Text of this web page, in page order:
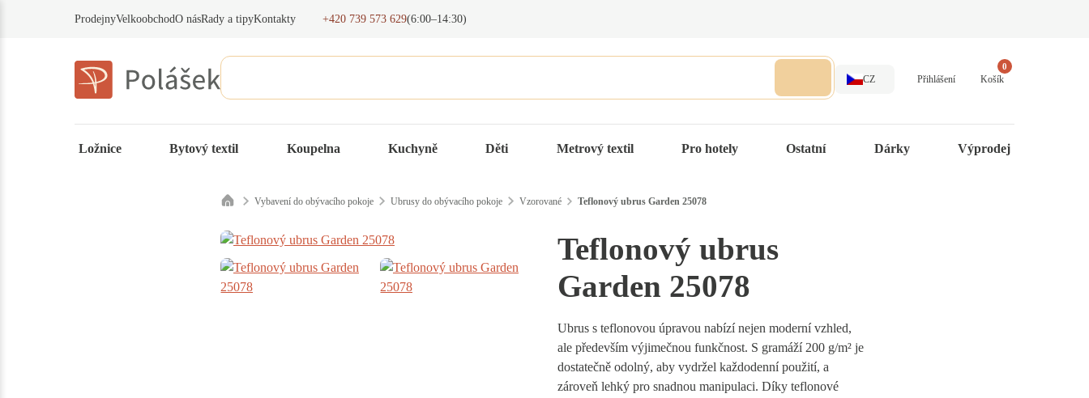
ProdejnyVelkoobchodO násRady a tipyKontakty +420 739 573 629(6:00–14:30)
CZ Přihlášení
0
Košík
Ložnice Bytový textil Koupelna Kuchyně Děti Metrový textil Pro hotely Ostatní Dárky Výprodej
Vybavení do obývacího pokoje Ubrusy do obývacího pokoje Vzorované Teflonový ubrus Garden 25078
Teflonový ubrus
Garden 25078
Ubrus s teflonovou úpravou nabízí nejen moderní vzhled,
ale především výjimečnou funkčnost. S gramáží 200 g/m² je
dostatečně odolný, aby vydržel každodenní použití, a
zároveň lehký pro snadnou manipulaci. Díky teflonové